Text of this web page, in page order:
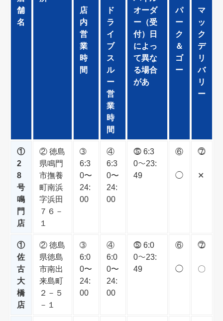
舗
名
店
内
営
業
時
間
ド
ラ
イ
ブ
ス
ル
ー
営
業
時
間
オーダ
ー（受
付）日
によっ
て異な
る場合
があ
パ
ー
ク
＆
ゴ
ー
マ
ッ
ク
デ
リ
バ
リ
ー
①
2
8
号
鳴
門
店
② 徳島
県鳴門
市撫養
町南浜
字浜田
７６－
１
➂
6:3
0〜
24:
00
④
6:3
0〜
24:
00
⓹ 6:3
0〜23:
49
⑥
◯
⓻
✕
①
佐
古
大
橋
店
② 徳島
県徳島
市南出
来島町
２－５
－１
➂
6:0
0〜
24:
00
④
6:0
0〜
24:
00
⓹ 6:0
0〜23:
49
⑥
◯
⓻
〇